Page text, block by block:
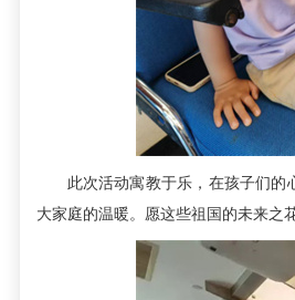
此次活动寓教于乐，在孩子们
大家庭的温暖。愿这些祖国的未来之